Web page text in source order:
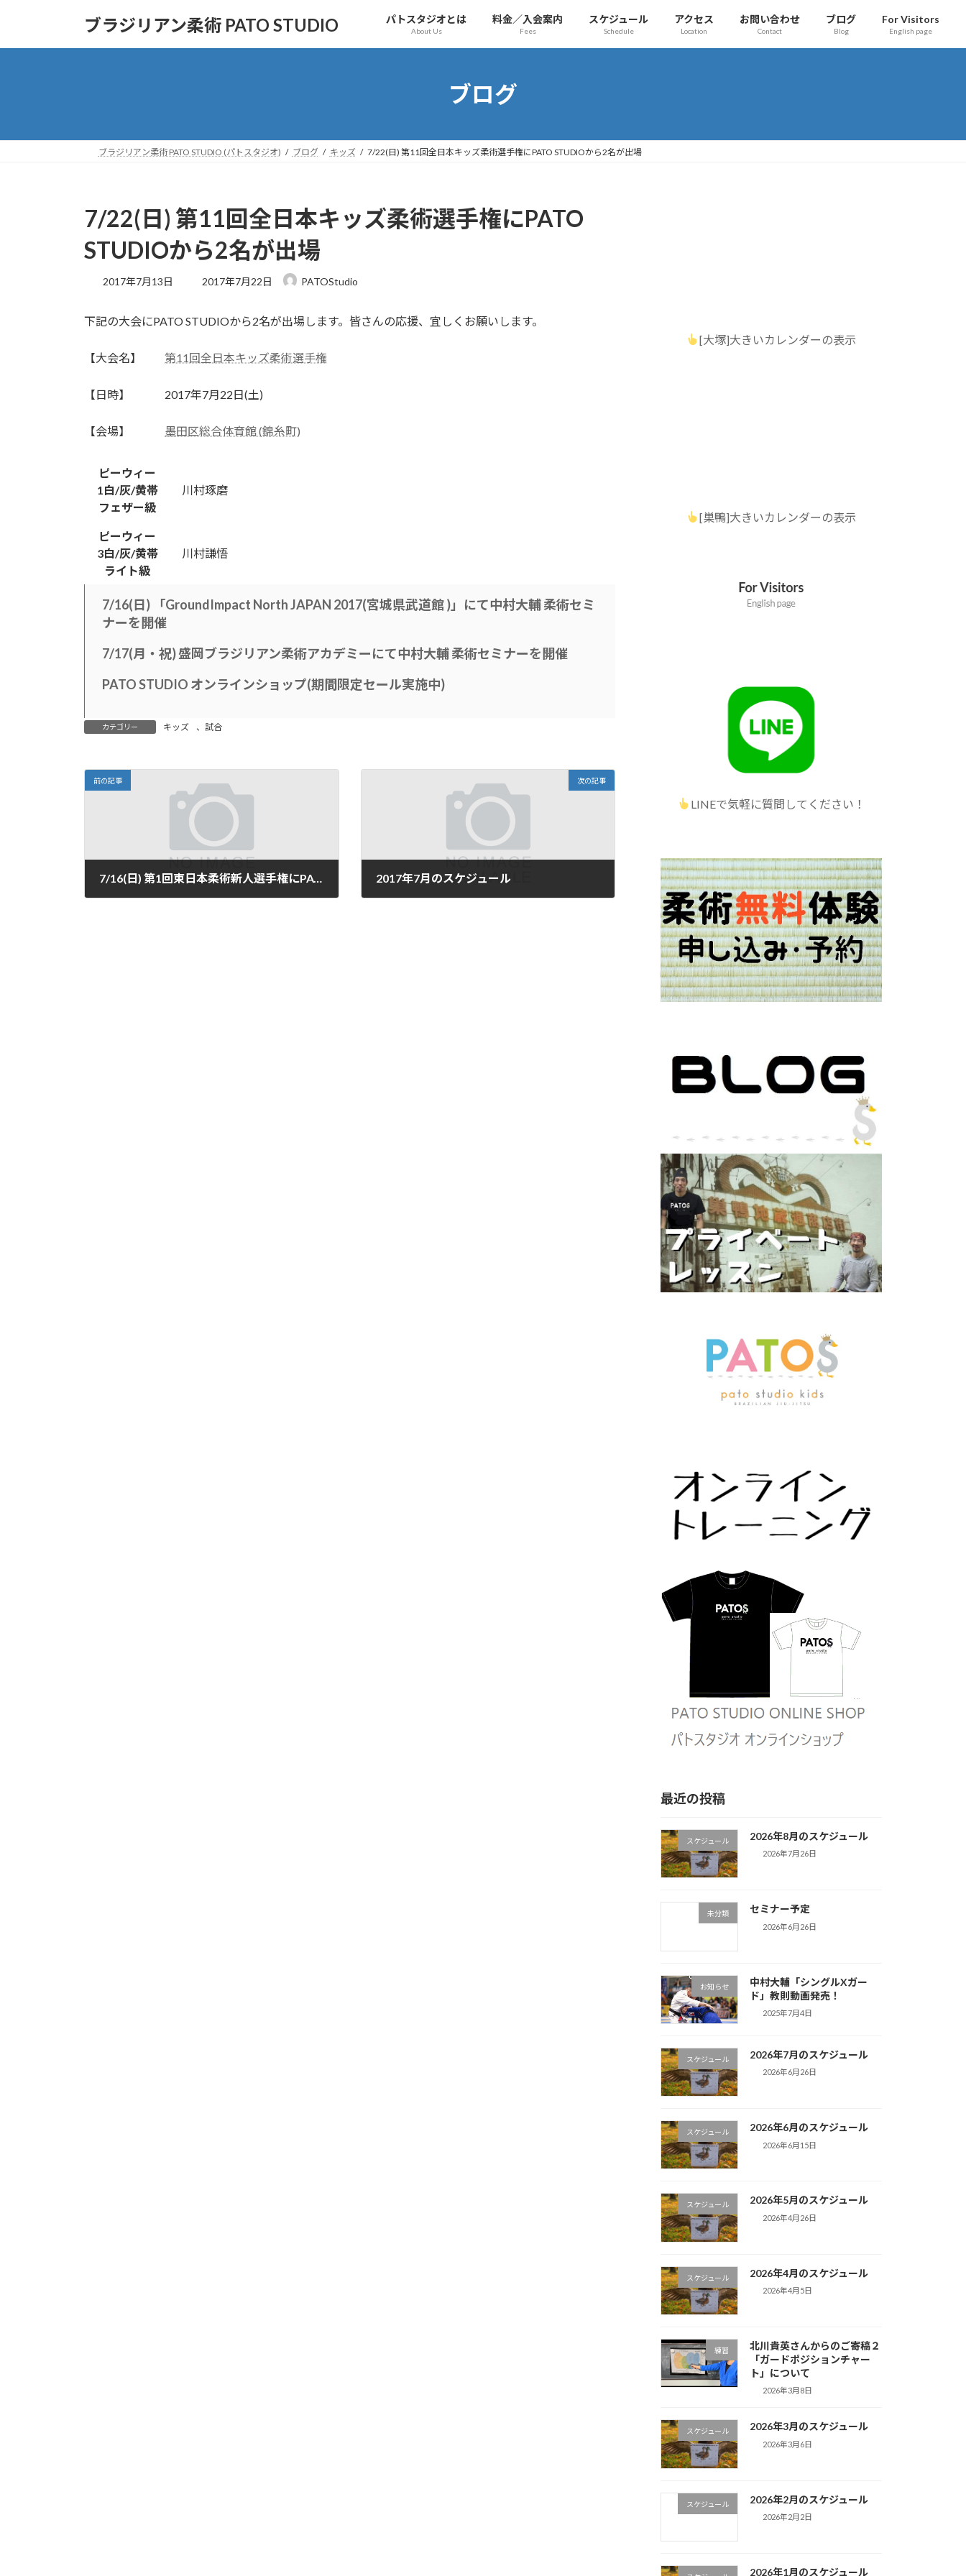
ブラジリアン柔術 PATO STUDIO パトスタジオとは
About Us
料金／入会案内
Fees
スケジュール
Schedule
アクセス
Location
お問い合わせ
Contact
ブログ
Blog
For Visitors
English page
ブログ
ブラジリアン柔術 PATO STUDIO (パトスタジオ) ブログ キッズ 7/22(日) 第11回全日本キッズ柔術選手権にPATO STUDIOから2名が出場
7/22(日) 第11回全日本キッズ柔術選手権にPATO
STUDIOから2名が出場
2017年7月13日
最
新
時
:
2017年7月22日 PATOStudio
下記の大会にPATO STUDIOから2名が出場します。皆さんの応援、宜しくお願いします。
【大会名】 第11回全日本キッズ柔術選手権
【日時】 2017年7月22日(土)
【会場】 墨田区総合体育館 (錦糸町)
ピーウィー
1白/灰/黄帯
フェザー級
川村琢磨
ピーウィー
3白/灰/黄帯
ライト級
川村謙悟
7/16(日) 「GroundImpact North JAPAN 2017(宮城県武道館 )」にて中村大輔 柔術セミ
ナーを開催
7/17(月・祝) 盛岡ブラジリアン柔術アカデミーにて中村大輔 柔術セミナーを開催
PATO STUDIO オンラインショップ(期間限定セール実施中)
カテゴリー キッズ 、 試合
前の記事
7/16(日) 第1回東日本柔術新人選手権にPATO STUDIOから2名が出場
次の記事
2017年7月のスケジュール
[大塚]大きいカレンダーの表示
[巣鴨]大きいカレンダーの表示
LINEで気軽に質問してください！
最近の投稿
スケジュール 2026年8月のスケジュール
2026年7月26日
未分類 セミナー予定
2026年6月26日
お知らせ
中村大輔「シングルXガー
ド」教則動画発売！
2025年7月4日
スケジュール 2026年7月のスケジュール
2026年6月26日
スケジュール 2026年6月のスケジュール
2026年6月15日
スケジュール 2026年5月のスケジュール
2026年4月26日
スケジュール 2026年4月のスケジュール
2026年4月5日
練習
北川貴英さんからのご寄稿２
「ガードポジションチャー
ト」について
2026年3月8日
スケジュール 2026年3月のスケジュール
2026年3月6日
スケジュール 2026年2月のスケジュール
2026年2月2日
2026年1月のスケジュール